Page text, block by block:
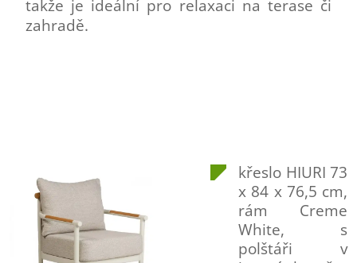
takže je ideální pro relaxaci na terase či
zahradě.
křeslo HIURI 73
x 84 x 76,5 cm,
rám Creme
White, s
polštáři v